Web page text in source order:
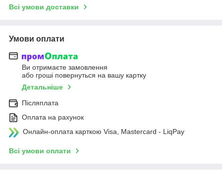
Всі умови доставки
Умови оплати
Ви отримаєте замовлення
або гроші повернуться на вашу картку
Детальніше
Післяплата
Оплата на рахунок
Онлайн-оплата карткою Visa, Mastercard - LiqPay
Всі умови оплати